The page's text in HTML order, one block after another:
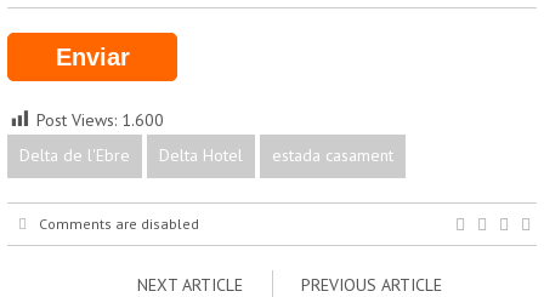
Post Views: 1.600
Delta de l'Ebre
Delta Hotel estada casament
Comments are disabled
NEXT ARTICLE PREVIOUS ARTICLE